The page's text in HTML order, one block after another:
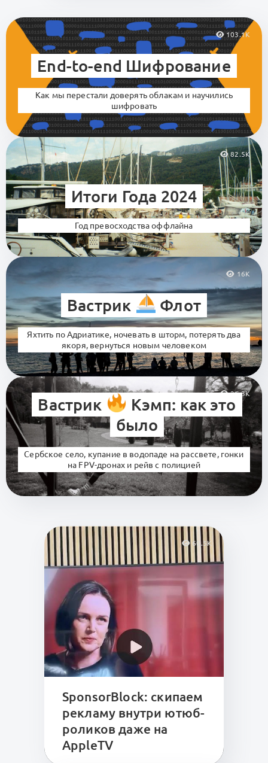
103.1K
End-to-end Шифрование
Как мы перестали доверять облакам и научились
шифровать
82.5K
Итоги Года 2024
Год превосходства оффлайна
16K
Вастрик Флот
Яхтить по Адриатике, ночевать в шторм, потерять два
якоря, вернуться новым человеком
26.3K
Вастрик
Кэмп: как это
было
Сербское село, купание в водопаде на рассвете, гонки
на FPV-дронах и рейв с полицией
60.5K
SponsorBlock: скипаем
рекламу внутри ютюб-
роликов даже на
AppleTV